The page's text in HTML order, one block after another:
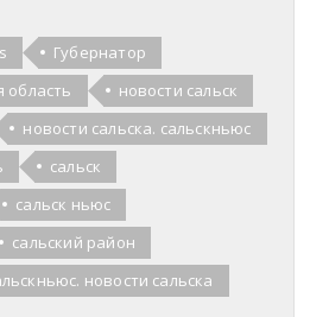
Губернатор
область
новости сальск
новости сальска. сальскньюс
сальск
сальск ньюс
сальский район
новости сальска